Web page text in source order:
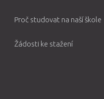
Proč studovat na naší škole
Žádosti ke stažení